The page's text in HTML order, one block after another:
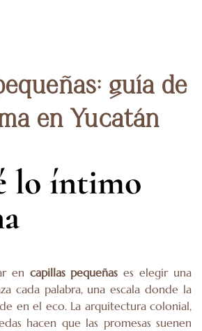
guía de
en Yucatán
lo íntimo
en capillas pequeñas es elegir una
cada palabra, una escala donde la
en el eco. La arquitectura colonial,
hacen que las promesas suenen